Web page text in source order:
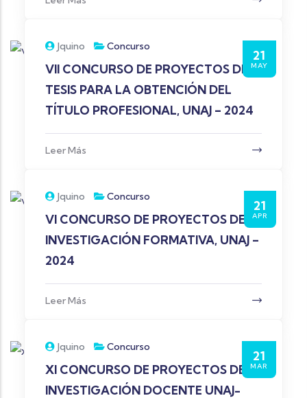
21
MAY
Jquino Concurso
VII CONCURSO DE PROYECTOS DE
TESIS PARA LA OBTENCIÓN DEL
TÍTULO PROFESIONAL, UNAJ – 2024
Leer Más
21
APR
Jquino Concurso
VI CONCURSO DE PROYECTOS DE
INVESTIGACIÓN FORMATIVA, UNAJ –
2024
Leer Más
21
MAR
Jquino Concurso
XI CONCURSO DE PROYECTOS DE
INVESTIGACIÓN DOCENTE UNAJ-